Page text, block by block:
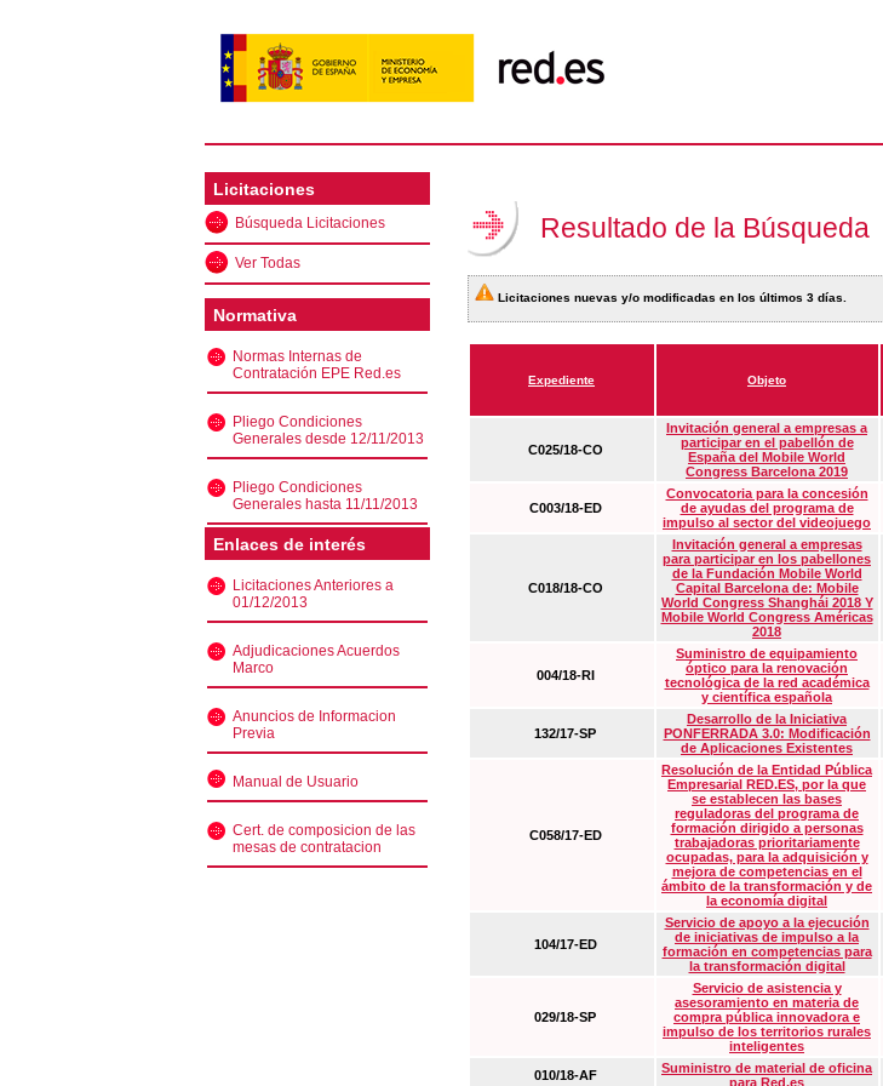
Licitaciones
Búsqueda Licitaciones
Ver Todas
Normativa
Normas Internas de
Contratación EPE Red.es
Pliego Condiciones
Generales desde 12/11/2013
Pliego Condiciones
Generales hasta 11/11/2013
Enlaces de interés
Licitaciones Anteriores a
01/12/2013
Adjudicaciones Acuerdos
Marco
Anuncios de Informacion
Previa
Manual de Usuario
Cert. de composicion de las
mesas de contratacion
Resultado de la Búsqueda
Licitaciones nuevas y/o modificadas en los últimos 3 días.
Expediente Objeto
C025/18-CO
Invitación general a empresas a
participar en el pabellón de
España del Mobile World
Congress Barcelona 2019
C003/18-ED
Convocatoria para la concesión
de ayudas del programa de
impulso al sector del videojuego
C018/18-CO
Invitación general a empresas
para participar en los pabellones
de la Fundación Mobile World
Capital Barcelona de: Mobile
World Congress Shanghái 2018 Y
Mobile World Congress Américas
2018
004/18-RI
Suministro de equipamiento
óptico para la renovación
tecnológica de la red académica
y científica española
132/17-SP
Desarrollo de la Iniciativa
PONFERRADA 3.0: Modificación
de Aplicaciones Existentes
C058/17-ED
Resolución de la Entidad Pública
Empresarial RED.ES, por la que
se establecen las bases
reguladoras del programa de
formación dirigido a personas
trabajadoras prioritariamente
ocupadas, para la adquisición y
mejora de competencias en el
ámbito de la transformación y de
la economía digital
104/17-ED
Servicio de apoyo a la ejecución
de iniciativas de impulso a la
formación en competencias para
la transformación digital
029/18-SP
Servicio de asistencia y
asesoramiento en materia de
compra pública innovadora e
impulso de los territorios rurales
inteligentes
010/18-AF
Suministro de material de oficina
para Red.es